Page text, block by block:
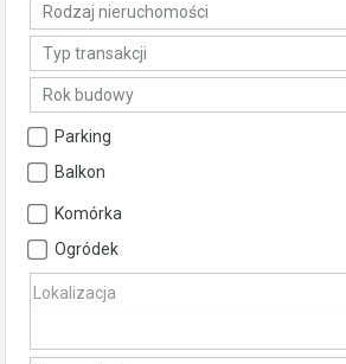
Rodzaj nieruchomości
Typ transakcji
Rok budowy
Parking
Balkon
Komórka
Ogródek